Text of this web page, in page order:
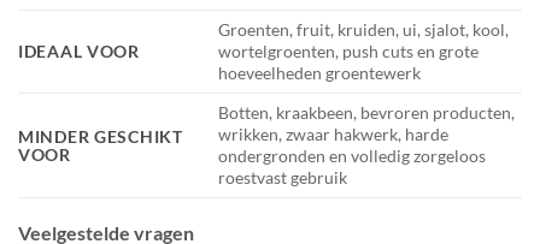
IDEAAL VOOR
Groenten, fruit, kruiden, ui, sjalot, kool,
wortelgroenten, push cuts en grote
hoeveelheden groentewerk
MINDER GESCHIKT
VOOR
Botten, kraakbeen, bevroren producten,
wrikken, zwaar hakwerk, harde
ondergronden en volledig zorgeloos
roestvast gebruik
Veelgestelde vragen